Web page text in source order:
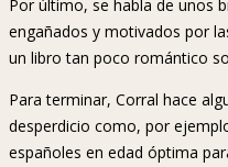
Por último, se habla de unos
engañados y motivados por
un libro tan poco romántico
Para terminar, Corral hace
desperdicio como, por
españoles en edad óptima